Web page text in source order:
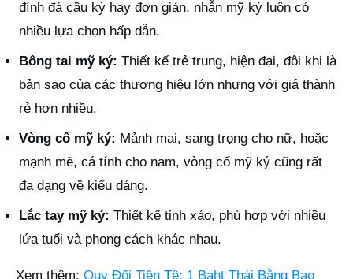
đính đá cầu kỳ hay đơn giản, nhẫn mỹ ký luôn có
nhiều lựa chọn hấp dẫn.
Bông tai mỹ ký: Thiết kế trẻ trung, hiện đại, đôi khi là
bản sao của các thương hiệu lớn nhưng với giá thành
rẻ hơn nhiều.
Vòng cổ mỹ ký: Mảnh mai, sang trọng cho nữ, hoặc
mạnh mẽ, cá tính cho nam, vòng cổ mỹ ký cũng rất
đa dạng về kiểu dáng.
Lắc tay mỹ ký: Thiết kế tinh xảo, phù hợp với nhiều
lứa tuổi và phong cách khác nhau.
Xem thêm: Quy Đổi Tiền Tệ: 1 Baht Thái Bằng Bao